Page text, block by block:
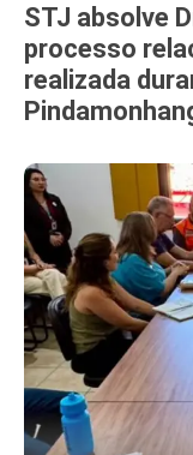
STJ absolve
processo
realizada